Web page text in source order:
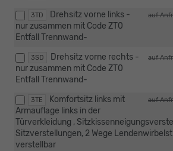
3TD auf
Drehsitz vorne links -
nur zusammen mit Code ZT0
Entfall Trennwand-
3SD auf
Drehsitz vorne rechts -
nur zusammen mit Code ZT0
Entfall Trennwand-
3TE auf
Komfortsitz links mit
Armauflage links in der
Türverkleidung ,
Sitzverstellungen, 2 Wege
verstellbar